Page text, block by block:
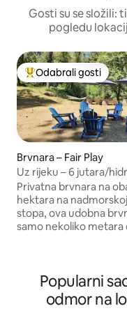
Gosti su se složili:
pogledu
Među najviše
Odabrali gosti
Brvnara – Fair Play
Uz rijeku – 6 jutara/
kada/igre/primaju se
Privatna brvnara na
hektara na
stopa, ova udobna
samo nekoliko metara
kajake, igru bacanja
kukuruza, bacanje
mjesto za ribolov,
Popularni
odmor na